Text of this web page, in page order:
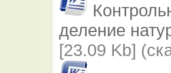
деление
[23.09 Kb]